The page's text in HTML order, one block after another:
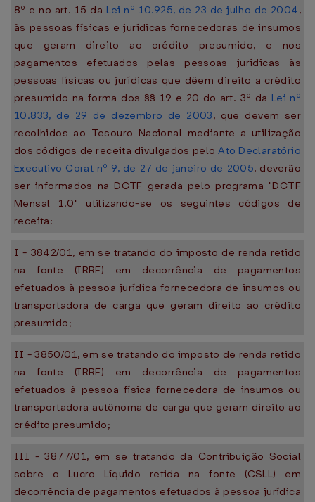
8º e no art. 15 da Lei nº 10.925, de 23 de julho de 2004,
às pessoas físicas e jurídicas fornecedoras de insumos
que geram direito ao crédito presumido, e nos
pagamentos efetuados pelas pessoas jurídicas às
pessoas físicas ou jurídicas que dêem direito a crédito
presumido na forma dos §§ 19 e 20 do art. 3º da Lei nº
10.833, de 29 de dezembro de 2003, que devem ser
recolhidos ao Tesouro Nacional mediante a utilização
dos códigos de receita divulgados peloAto Declaratório
Executivo Corat nº 9, de 27 de janeiro de 2005, deverão
ser informados na DCTF gerada pelo programa "DCTF
Mensal 1.0" utilizando-se os seguintes códigos de
receita:
I - 3842/01, em se tratando do imposto de renda retido
na fonte (IRRF) em decorrência de pagamentos
efetuados à pessoa jurídica fornecedora de insumos ou
transportadora de carga que geram direito ao crédito
presumido;
II - 3850/01, em se tratando do imposto de renda retido
na fonte (IRRF) em decorrência de pagamentos
efetuados à pessoa física fornecedora de insumos ou
transportadora autônoma de carga que geram direito ao
crédito presumido;
III - 3877/01, em se tratando da Contribuição Social
sobre o Lucro Líquido retida na fonte (CSLL) em
decorrência de pagamentos efetuados à pessoa jurídica